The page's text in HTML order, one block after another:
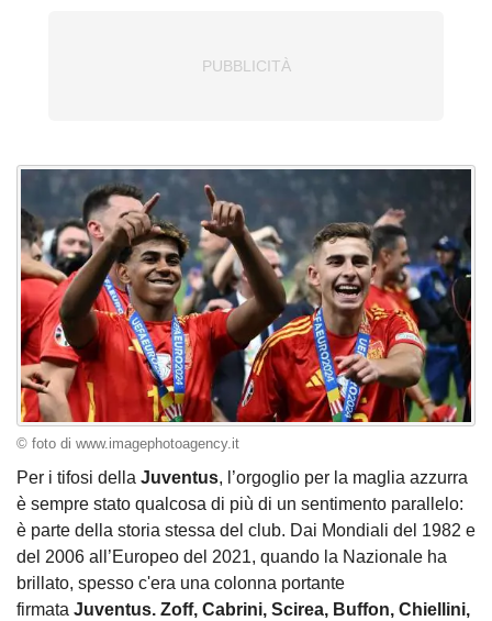
© foto di www.imagephotoagency.it
Per i tifosi della Juventus, l’orgoglio per la maglia azzurra
è sempre stato qualcosa di più di un sentimento parallelo:
è parte della storia stessa del club. Dai Mondiali del 1982 e
del 2006 all’Europeo del 2021, quando la Nazionale ha
brillato, spesso c'era una colonna portante
firmata Juventus. Zoff, Cabrini, Scirea, Buffon, Chiellini,